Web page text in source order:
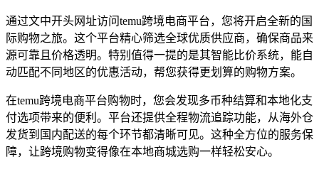
通过文中开头网址访问temu跨境电商平台，您将开启全新的国
际购物之旅。这个平台精心筛选全球优质供应商，确保商品来
源可靠且价格透明。特别值得一提的是其智能比价系统，能自
动匹配不同地区的优惠活动，帮您获得更划算的购物方案。
在temu跨境电商平台购物时，您会发现多币种结算和本地化支
付选项带来的便利。平台还提供全程物流追踪功能，从海外仓
发货到国内配送的每个环节都清晰可见。这种全方位的服务保
障，让跨境购物变得像在本地商城选购一样轻松安心。